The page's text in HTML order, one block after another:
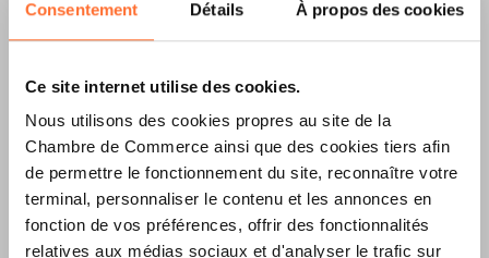
Consentement Détails À propos des cookies
Ce site internet utilise des cookies.
Nous utilisons des cookies propres au site de la
Chambre de Commerce ainsi que des cookies tiers afin
de permettre le fonctionnement du site, reconnaître votre
terminal, personnaliser le contenu et les annonces en
fonction de vos préférences, offrir des fonctionnalités
relatives aux médias sociaux et d'analyser le trafic sur
L’ÉDITIONÉTÉ
2026EST
DISPONIBLE !